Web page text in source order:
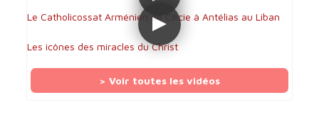
Le Catholicossat Arménien de Cilicie à Antélias au Liban
Les icônes des miracles du Christ
> Voir toutes les vidéos